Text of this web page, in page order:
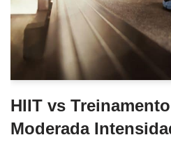
HIIT vs
Moderada